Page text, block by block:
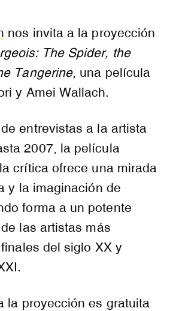
nos invita a la proyección
The Spider, the
Tangerine, una película
y Amei Wallach.
entrevistas a la artista
2007, la película
crítica ofrece una mirada
y la imaginación de
forma a un potente
las artistas más
del siglo XX y
la proyección es gratuita